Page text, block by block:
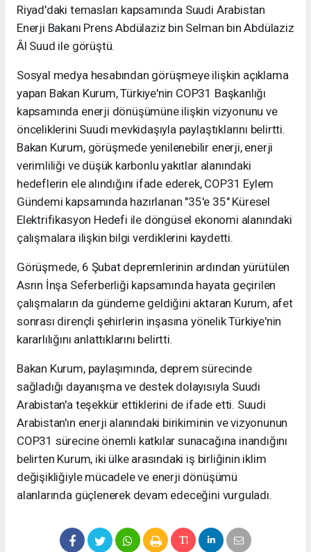
Riyad'daki temasları kapsamında Suudi Arabistan
Enerji Bakanı Prens Abdülaziz bin Selman bin Abdülaziz
Âl Suud ile görüştü.
Sosyal medya hesabından görüşmeye ilişkin açıklama
yapan Bakan Kurum, Türkiye'nin COP31 Başkanlığı
kapsamında enerji dönüşümüne ilişkin vizyonunu ve
önceliklerini Suudi mevkidaşıyla paylaştıklarını belirtti.
Bakan Kurum, görüşmede yenilenebilir enerji, enerji
verimliliği ve düşük karbonlu yakıtlar alanındaki
hedeflerin ele alındığını ifade ederek, COP31 Eylem
Gündemi kapsamında hazırlanan "35'e 35" Küresel
Elektrifikasyon Hedefi ile döngüsel ekonomi alanındaki
çalışmalara ilişkin bilgi verdiklerini kaydetti.
Görüşmede, 6 Şubat depremlerinin ardından yürütülen
Asrın İnşa Seferberliği kapsamında hayata geçirilen
çalışmaların da gündeme geldiğini aktaran Kurum, afet
sonrası dirençli şehirlerin inşasına yönelik Türkiye'nin
kararlılığını anlattıklarını belirtti.
Bakan Kurum, paylaşımında, deprem sürecinde
sağladığı dayanışma ve destek dolayısıyla Suudi
Arabistan'a teşekkür ettiklerini de ifade etti. Suudi
Arabistan'ın enerji alanındaki birikiminin ve vizyonunun
COP31 sürecine önemli katkılar sunacağına inandığını
belirten Kurum, iki ülke arasındaki iş birliğinin iklim
değişikliğiyle mücadele ve enerji dönüşümü
alanlarında güçlenerek devam edeceğini vurguladı.